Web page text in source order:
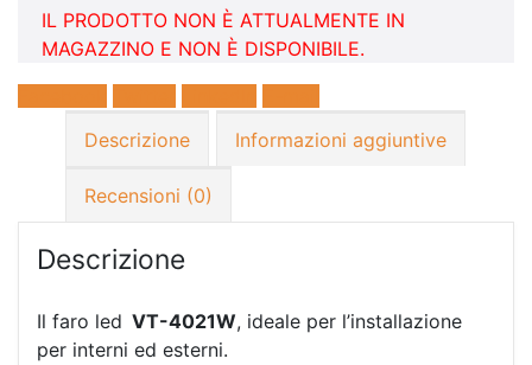
IL PRODOTTO NON È ATTUALMENTE IN
MAGAZZINO E NON È DISPONIBILE.
Descrizione
Informazioni aggiuntive
Recensioni (0)
Descrizione
Il faro led VT-4021W, ideale per l’installazione
per interni ed esterni.